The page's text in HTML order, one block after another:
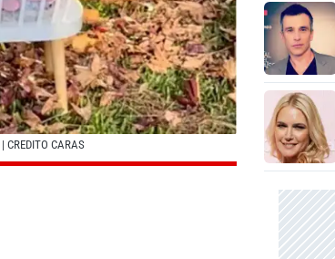
| CREDITO CARAS